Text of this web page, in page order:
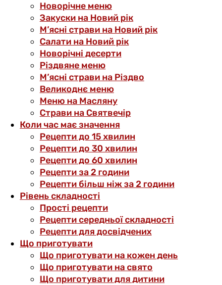
Новорічне меню
Закуски на Новий рік
М’ясні страви на Новий рік
Салати на Новий рік
Новорічні десерти
Різдвяне меню
М’ясні страви на Різдво
Великоднє меню
Меню на Масляну
Страви на Святвечір
Коли час має значення
Рецепти до 15 хвилин
Рецепти до 30 хвилин
Рецепти до 60 хвилин
Рецепти за 2 години
Рецепти більш ніж за 2 години
Рівень складності
Прості рецепти
Рецепти середньої складності
Рецепти для досвідчених
Що приготувати
Що приготувати на кожен день
Що приготувати на свято
Що приготувати для дитини